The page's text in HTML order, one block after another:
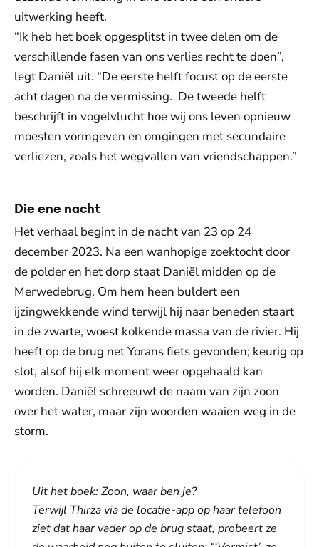
uitwerking heeft.
“Ik heb het boek opgesplitst in twee delen om de
verschillende fasen van ons verlies recht te doen”,
legt Daniël uit. “De eerste helft focust op de eerste
acht dagen na de vermissing. De tweede helft
beschrijft in vogelvlucht hoe wij ons leven opnieuw
moesten vormgeven en omgingen met secundaire
verliezen, zoals het wegvallen van vriendschappen.”
Die ene nacht
Het verhaal begint in de nacht van 23 op 24
december 2023. Na een wanhopige zoektocht door
de polder en het dorp staat Daniël midden op de
Merwedebrug. Om hem heen buldert een
ijzingwekkende wind terwijl hij naar beneden staart
in de zwarte, woest kolkende massa van de rivier. Hij
heeft op de brug net Yorans fiets gevonden; keurig op
slot, alsof hij elk moment weer opgehaald kan
worden. Daniël schreeuwt de naam van zijn zoon
over het water, maar zijn woorden waaien weg in de
storm.
Uit het boek: Zoon, waar ben je?
Terwijl Thirza via de locatie-app op haar telefoon
ziet dat haar vader op de brug staat, probeertze